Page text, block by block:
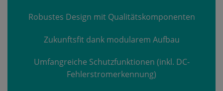
Robustes Design mit Qualitätskomponenten
Zukunftsfit dank modularem Aufbau
Umfangreiche Schutzfunktionen (inkl. DC-
Fehlerstromerkennung)